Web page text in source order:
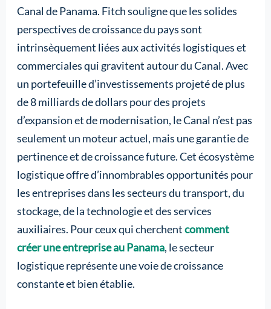
Canal de Panama. Fitch souligne que les solides
perspectives de croissance du pays sont
intrinsèquement liées aux activités logistiques et
commerciales qui gravitent autour du Canal. Avec
un portefeuille d’investissements projeté de plus
de 8 milliards de dollars pour des projets
d’expansion et de modernisation, le Canal n’est pas
seulement un moteur actuel, mais une garantie de
pertinence et de croissance future. Cet écosystème
logistique offre d’innombrables opportunités pour
les entreprises dans les secteurs du transport, du
stockage, de la technologie et des services
auxiliaires. Pour ceux qui cherchentcomment
créer une entreprise au Panama, le secteur
logistique représente une voie de croissance
constante et bien établie.